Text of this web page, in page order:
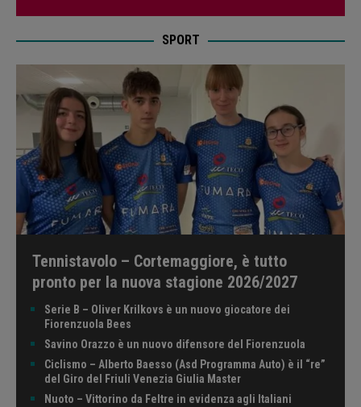
SPORT
Tennistavolo – Cortemaggiore, è tutto
pronto per la nuova stagione 2026/2027
Serie B – Oliver Krilkovs è un nuovo giocatore dei
Fiorenzuola Bees
Savino Orazzo è un nuovo difensore del Fiorenzuola
Ciclismo – Alberto Baesso (Asd Programma Auto) è il “re”
del Giro del Friuli Venezia Giulia Master
Nuoto – Vittorino da Feltre in evidenza agli Italiani